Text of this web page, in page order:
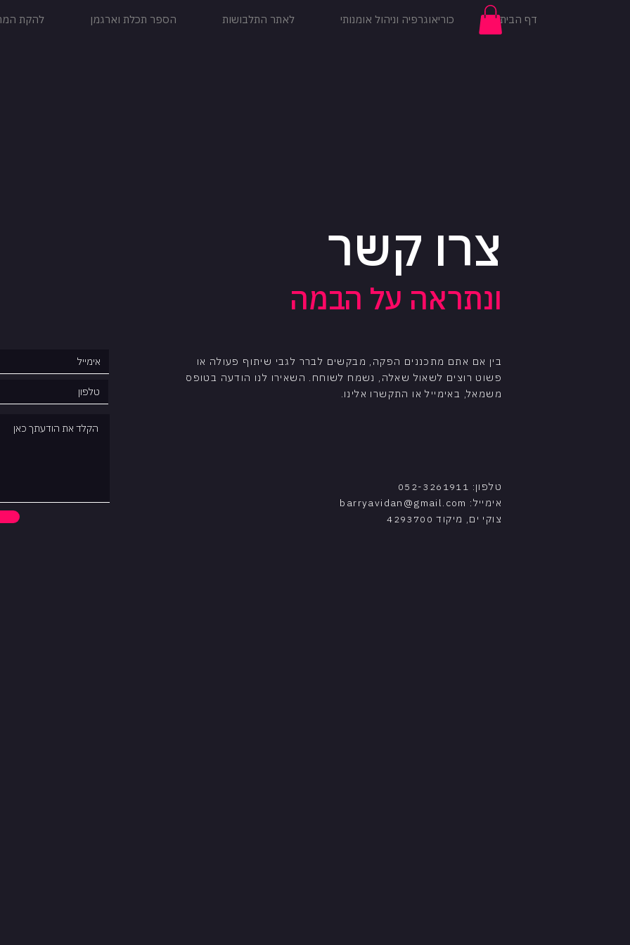
דף הבית כוריאוגרפיה וניהול אומנותי לאתר התלבושות הספר תכלת וארגמן להקת
צרו קשר
ונתראה על הבמה
בין אם אתם מתכננים הפקה, מבקשים לברר לגבי שיתוף פעולה או
פשוט רוצים לשאול שאלה, נשמח לשוחח. השאירו לנו הודעה בטופס
משמאל, באימייל או התקשרו אלינו.
טלפון: 052-3261911
אימייל: barryavidan@gmail.com
צוקי ים, מיקוד 4293700